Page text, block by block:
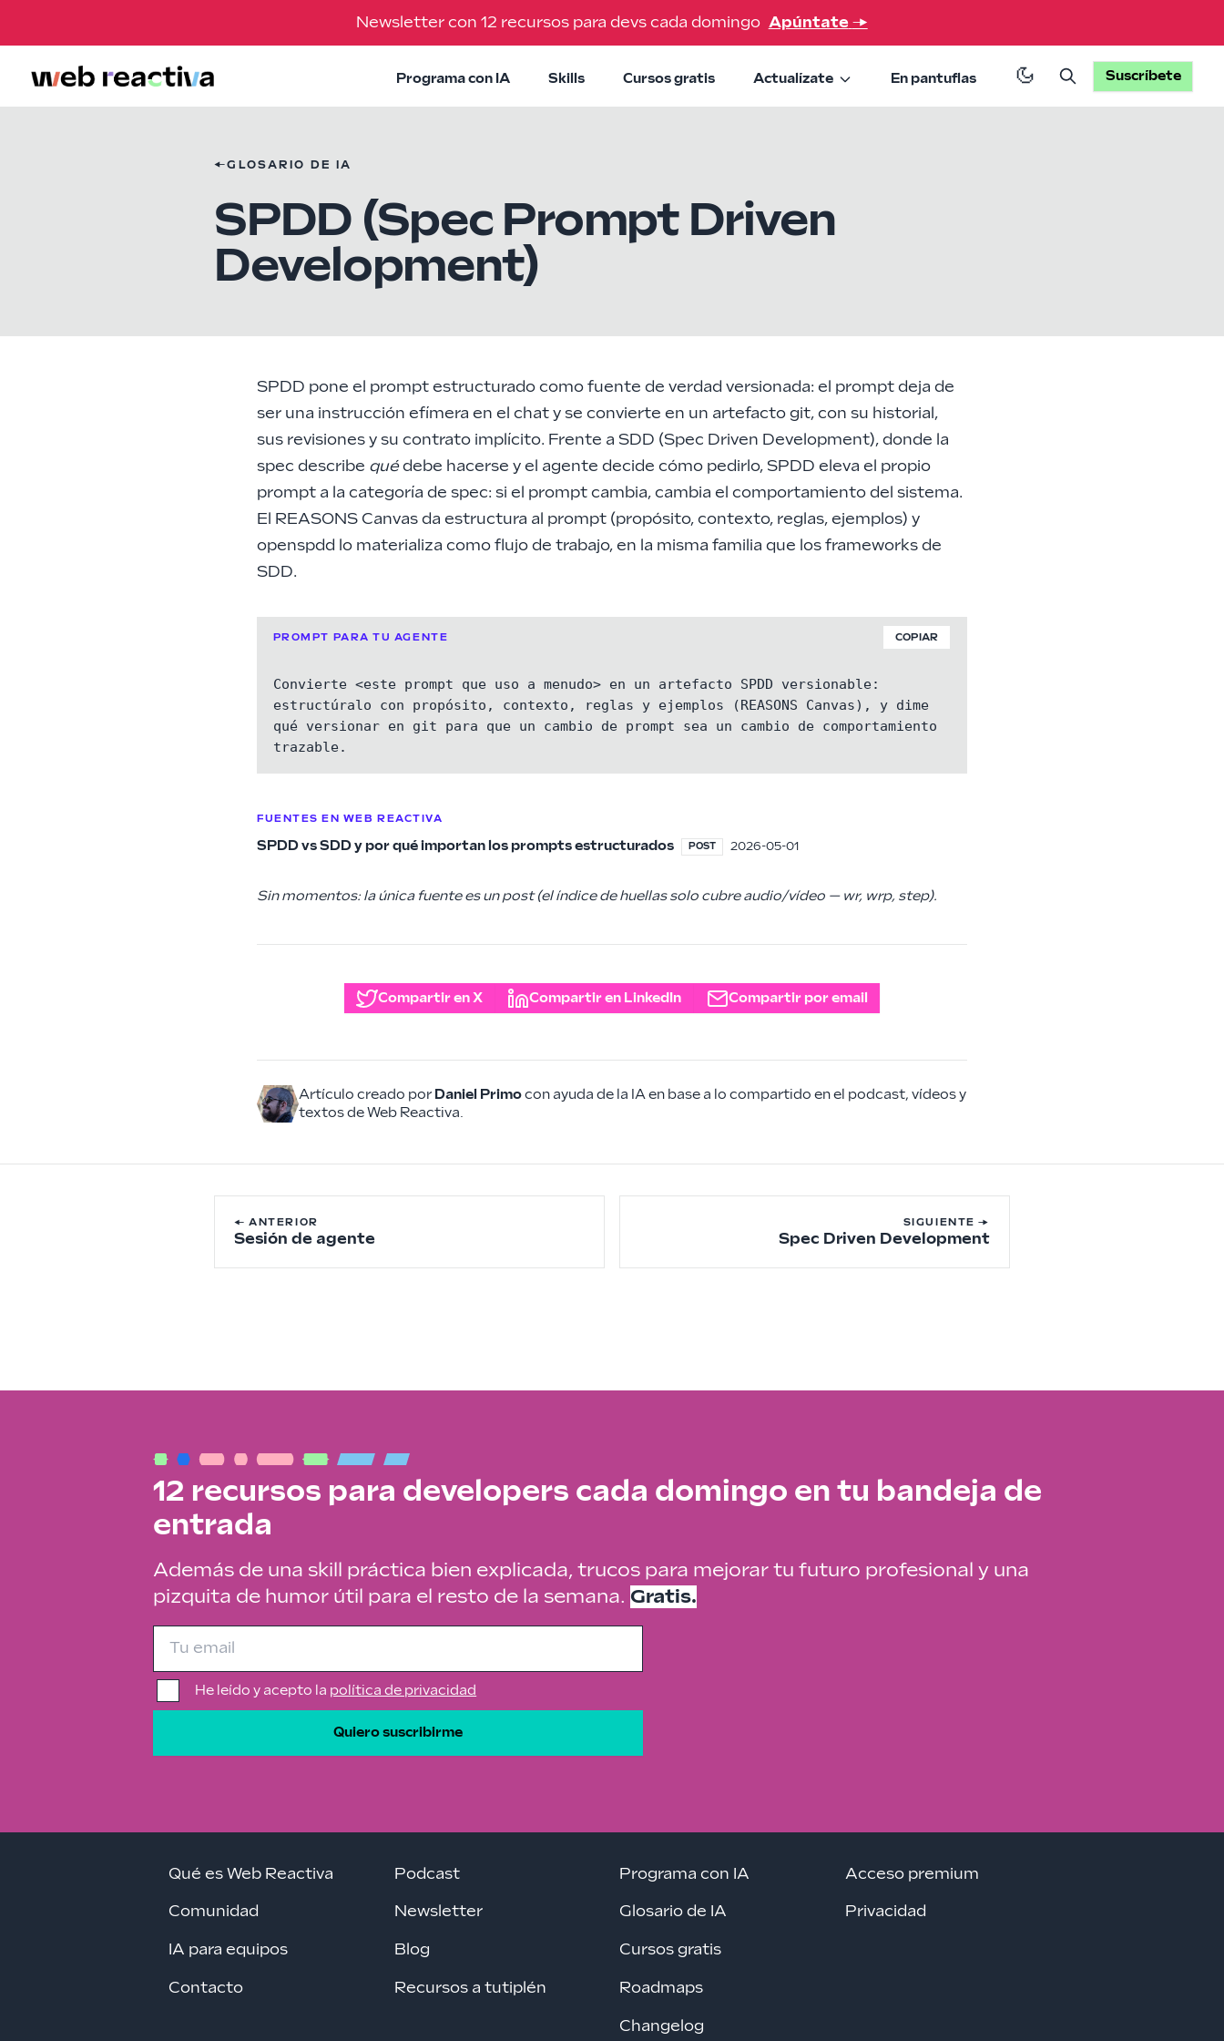
Newsletter con 12 recursos para devs cada domingo Apúntate →
Programa con IA Skills Cursos gratis Actualízate En pantuflas Suscríbete
←GLOSARIO DE IA
SPDD (Spec Prompt Driven
Development)
SPDD pone el prompt estructuradocomo fuente de verdad versionada: el prompt deja de
ser una instrucción efímera en el chat y se convierte en un artefacto git, con su historial,
sus revisiones y su contrato implícito. Frente a SDD (Spec Driven Development), donde la
spec describe quédebe hacerse y el agente decide cómo pedirlo, SPDD eleva el propio
prompt a la categoría de spec: si el prompt cambia, cambia el comportamiento del sistema.
El REASONS Canvas da estructura al prompt (propósito, contexto, reglas, ejemplos) y
openspdd lo materializa como flujo de trabajo, en la misma familia que los frameworks de
SDD.
PROMPT PARA TU AGENTE COPIAR
Convierte <este prompt que uso a menudo> en un artefacto SPDD versionable:
estructúralo con propósito, contexto, reglas y ejemplos (REASONS Canvas), y dime
qué versionar en git para que un cambio de prompt sea un cambio de comportamiento
trazable.
FUENTES EN WEB REACTIVA
SPDD vs SDD y por qué importan los prompts estructurados POST 2026-05-01
Sin momentos: la única fuente es un post (el índice de huellas solo cubre audio/vídeo — wr, wrp, step).
Compartir en X Compartir en LinkedIn Compartir por email
Artículo creado por Daniel Primocon ayuda de la IA en base a lo compartido en el podcast, vídeos y
textos de Web Reactiva.
← ANTERIOR
Sesión de agente
SIGUIENTE →
Spec Driven Development
12 recursos para developers cada domingo en tu bandeja de
entrada
Además de una skill práctica bien explicada, trucos para mejorar tu futuro profesional y una
pizquita de humor útil para el resto de la semana. Gratis.
He leído y acepto la política de privacidad
Quiero suscribirme
Qué es Web Reactiva
Comunidad
IA para equipos
Contacto
Podcast
Newsletter
Blog
Recursos a tutiplén
Programa con IA
Glosario de IA
Cursos gratis
Roadmaps
Changelog
Acceso premium
Privacidad